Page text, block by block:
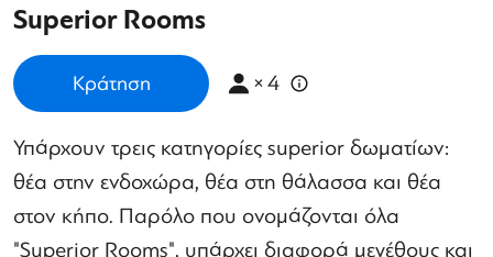
Superior Rooms
Κράτηση ×4
Υπάρχουν τρεις κατηγορίες superior δωματίων:
θέα στην ενδοχώρα, θέα στη θάλασσα και θέα
στον κήπο. Παρόλο που ονομάζονται όλα
"Superior Rooms", υπάρχει διαφορά μεγέθους και